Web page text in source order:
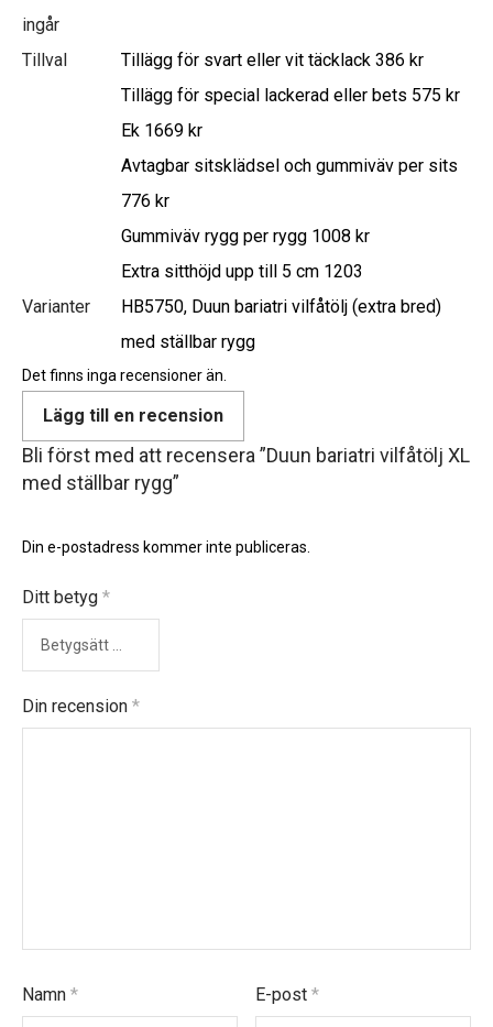
ingår
Tillval
Tillägg för svart eller vit täcklack 386 kr
Tillägg för special lackerad eller bets 575 kr
Ek 1669 kr
Avtagbar sitsklädsel och gummiväv per sits
776 kr
Gummiväv rygg per rygg 1008 kr
Extra sitthöjd upp till 5 cm 1203
Varianter
HB5750, Duun bariatri vilfåtölj (extra bred)
med ställbar rygg
Det finns inga recensioner än.
Lägg till en recension
Bli först med att recensera ”Duun bariatri vilfåtölj XL
med ställbar rygg”
Din e-postadress kommer inte publiceras.
Ditt betyg *
Din recension *
Namn * E-post*